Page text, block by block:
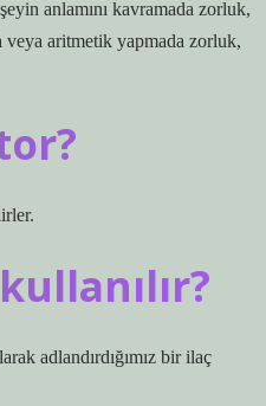
anlamını kavramada zorluk,
veya aritmetik yapmada zorluk,
adlandırdığımız bir ilaç